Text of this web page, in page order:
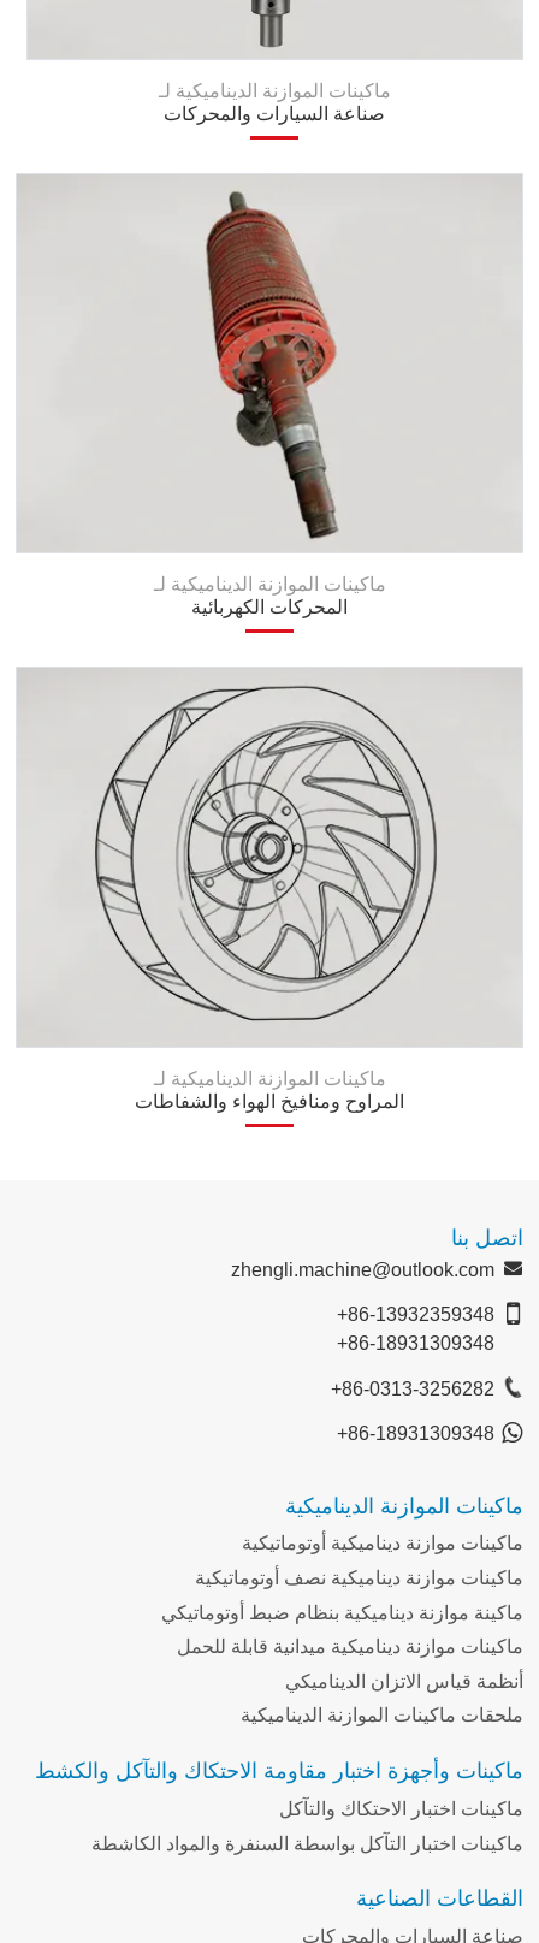
ماكينات الموازنة الديناميكية لـ
صناعة السيارات والمحركات
ماكينات الموازنة الديناميكية لـ
المحركات الكهربائية
ماكينات الموازنة الديناميكية لـ
المراوح ومنافيخ الهواء والشفاطات
اتصل بنا
zhengli.machine@outlook.com
+86-13932359348
+86-18931309348
+86-0313-3256282
+86-18931309348
ماكينات الموازنة الديناميكية
ماكينات موازنة ديناميكية أوتوماتيكية
ماكينات موازنة ديناميكية نصف أوتوماتيكية
ماكينة موازنة ديناميكية بنظام ضبط أوتوماتيكي
ماكينات موازنة ديناميكية ميدانية قابلة للحمل
أنظمة قياس الاتزان الديناميكي
ملحقات ماكينات الموازنة الديناميكية
ماكينات وأجهزة اختبار مقاومة الاحتكاك والتآكل والكشط
ماكينات اختبار الاحتكاك والتآكل
ماكينات اختبار التآكل بواسطة السنفرة والمواد الكاشطة
القطاعات الصناعية
صناعة السيارات والمحركات